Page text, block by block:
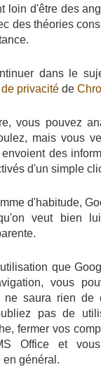
loin d'être des
des théories
dans le
privacité de
vous pouvez
mais vous
des
d'un simple
d'habitude,
veut bien
que
vous
ne saura rien de
pas de
fermer vos
Office et
général.